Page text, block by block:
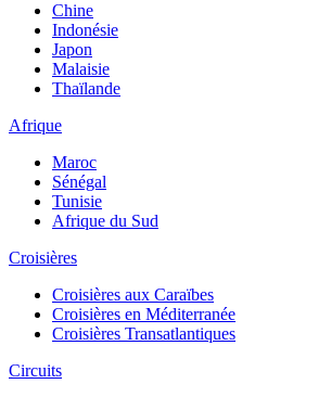
Chine
Indonésie
Japon
Malaisie
Thaïlande
Afrique
Maroc
Sénégal
Tunisie
Afrique du Sud
Croisières
Croisières aux Caraïbes
Croisières en Méditerranée
Croisières Transatlantiques
Circuits